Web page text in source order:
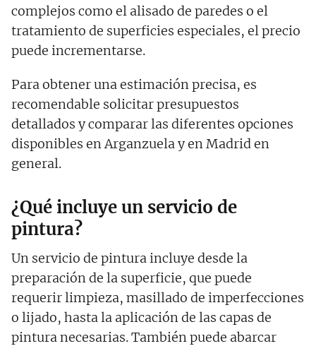
complejos como el alisado de paredes o el
tratamiento de superficies especiales, el precio
puede incrementarse.
Para obtener una estimación precisa, es
recomendable solicitar presupuestos
detallados y comparar las diferentes opciones
disponibles en Arganzuela y en Madrid en
general.
¿Qué incluye un servicio de
pintura?
Un servicio de pintura incluye desde la
preparación de la superficie, que puede
requerir limpieza, masillado de imperfecciones
o lijado, hasta la aplicación de las capas de
pintura necesarias. También puede abarcar